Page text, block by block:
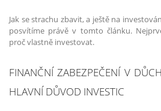
Jak se strachu zbavit, a ještě na
posvítíme právě v tomto článku.
proč vlastně investovat.
FINANČNÍ ZABEZPEČENÍ V
HLAVNÍ DŮVOD INVESTIC